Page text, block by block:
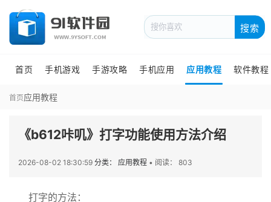
搜索
首页 手机游戏 手游攻略 手机应用 应用教程 软件教程
首页应用教程
《b612咔叽》打字功能使用方法介绍
2026-08-02 18:30:59 分类： 应用教程 • 阅读： 803
打字的方法：